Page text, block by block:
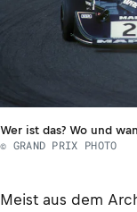
Wer ist das? Wo und
© GRAND PRIX PHOTO
Meist aus dem